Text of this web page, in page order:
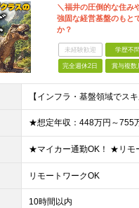
＼福井の圧倒的な住み
強固な経営基盤のもと
か？
未経験歓迎 学歴不問
完全週休2日 賞与複数
リモートワークOK
10時間以内